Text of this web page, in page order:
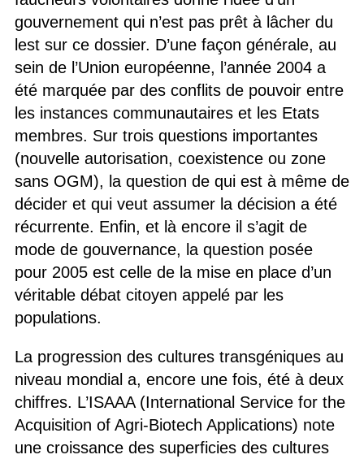
gouvernement qui n’est pas prêt à lâcher du
lest sur ce dossier. D’une façon générale, au
sein de l’Union européenne, l’année 2004 a
été marquée par des conflits de pouvoir entre
les instances communautaires et les Etats
membres. Sur trois questions importantes
(nouvelle autorisation, coexistence ou zone
sans OGM), la question de qui est à même de
décider et qui veut assumer la décision a été
récurrente. Enfin, et là encore il s’agit de
mode de gouvernance, la question posée
pour 2005 est celle de la mise en place d’un
véritable débat citoyen appelé par les
populations.
La progression des cultures transgéniques au
niveau mondial a, encore une fois, été à deux
chiffres. L’ISAAA (International Service for the
Acquisition of Agri-Biotech Applications) note
une croissance des superficies des cultures